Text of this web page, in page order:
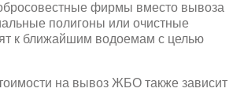
фирмы вместо вывоза
полигоны или очистные
к ближайшим водоемам с целью
на вывоз ЖБО также зависит